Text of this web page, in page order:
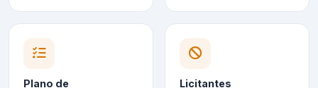
Plano de
Licitantes